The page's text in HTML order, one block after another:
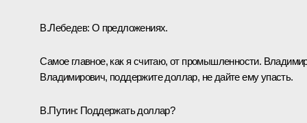
В.Лебедев: О предложениях.
Самое главное, как я считаю, от промышленности.
Владимирович, поддержите доллар, не дайте ему упасть.
В.Путин: Поддержать доллар?